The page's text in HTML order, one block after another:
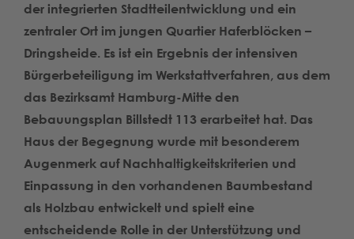
der integrierten Stadtteilentwicklung und ein
zentraler Ort im jungen Quartier Haferblöcken –
Dringsheide. Es ist ein Ergebnis der intensiven
Bürgerbeteiligung im Werkstattverfahren, aus dem
das Bezirksamt Hamburg-Mitte den
Bebauungsplan Billstedt 113 erarbeitet hat. Das
Haus der Begegnung wurde mit besonderem
Augenmerk auf Nachhaltigkeitskriterien und
Einpassung in den vorhandenen Baumbestand
als Holzbau entwickelt und spielt eine
entscheidende Rolle in der Unterstützung und